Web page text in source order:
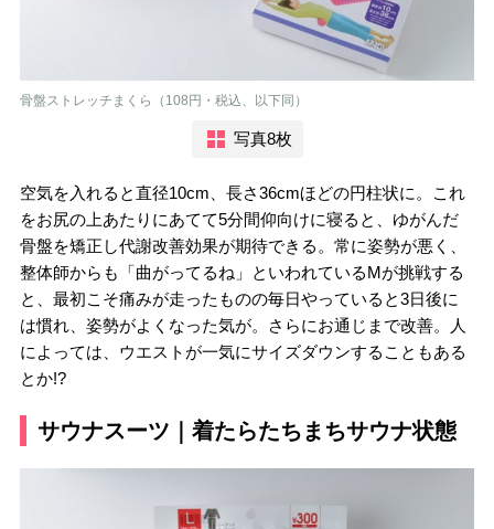
骨盤ストレッチまくら（108円・税込、以下同）
写真8枚
空気を入れると直径10cm、長さ36cmほどの円柱状に。これ
をお尻の上あたりにあてて5分間仰向けに寝ると、ゆがんだ
骨盤を矯正し代謝改善効果が期待できる。常に姿勢が悪く、
整体師からも「曲がってるね」といわれているMが挑戦する
と、最初こそ痛みが走ったものの毎日やっていると3日後に
は慣れ、姿勢がよくなった気が。さらにお通じまで改善。人
によっては、ウエストが一気にサイズダウンすることもある
とか!?
サウナスーツ｜着たらたちまちサウナ状態